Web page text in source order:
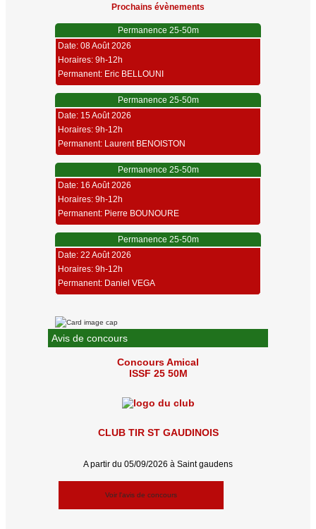
Prochains évènements
Permanence 25-50m
Date: 08 Août 2026
Horaires: 9h-12h
Permanent: Eric BELLOUNI
Permanence 25-50m
Date: 15 Août 2026
Horaires: 9h-12h
Permanent: Laurent BENOISTON
Permanence 25-50m
Date: 16 Août 2026
Horaires: 9h-12h
Permanent: Pierre BOUNOURE
Permanence 25-50m
Date: 22 Août 2026
Horaires: 9h-12h
Permanent: Daniel VEGA
Avis de concours
Concours Amical
ISSF 25 50M
CLUB TIR ST GAUDINOIS
A partir du 05/09/2026 à Saint gaudens
Voir l'avis de concours